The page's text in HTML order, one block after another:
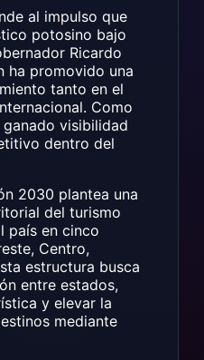
al impulso que
potosino bajo
Ricardo
ha promovido una
tanto en el
Como
visibilidad
dentro del
2030 plantea una
del turismo
país en cinco
Centro,
estructura busca
entre estados,
y elevar la
mediante